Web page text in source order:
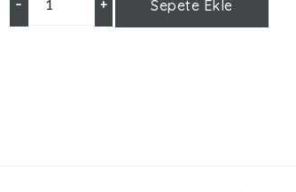
– + Sepete Ekle